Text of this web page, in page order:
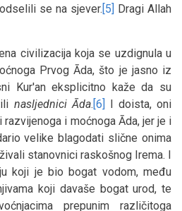
se na sjever.[5] Dragi Allah
civilizacija koja se uzdignula u
Prvog Āda, što je jasno iz
Kur'an eksplicitno kaže da su
nasljednici Āda.[6] I doista, oni
i moćnoga Āda, jer je i
velike blagodati slične onima
stanovnici raskošnog Irema. I
koji je bio bogat vodom, među
koji davaše bogat urod, te
prepunim različitoga